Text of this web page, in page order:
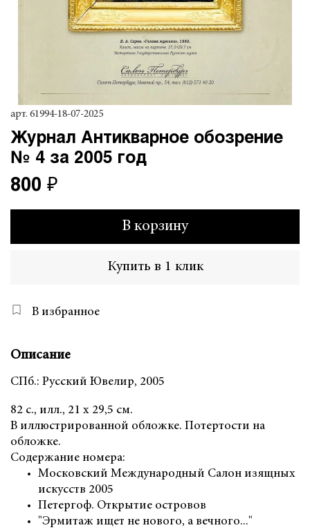
арт. 61994-18-07-2025
Журнал Антикварное обозрение
№ 4 за 2005 год
800 ₽
В корзину
Купить в 1 клик
В избранное
Описание
СПб.: Русский Ювелир, 2005
82 с., илл., 21 х 29,5 см.
В иллюстрированной обложке. Потертости на
обложке.
Содержание номера:
Московский Международный Салон изящных
искусств 2005
Петергоф. Открытие островов
"Эрмитаж ищет не нового, а вечного..."